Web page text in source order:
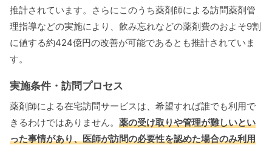
推計されています。さらにこのうち薬剤師による訪問薬剤管
理指導などの実施により、飲み忘れなどの薬剤費のおよそ9割
に値する約424億円の改善が可能であるとも推計されていま
す。
実施条件・訪問プロセス
薬剤師による在宅訪問サービスは、希望すれば誰でも利用で
きるわけではありません。 薬の受け取りや管理が難しいとい
った事情があり、医師が訪問の必要性を認めた場合のみ利用